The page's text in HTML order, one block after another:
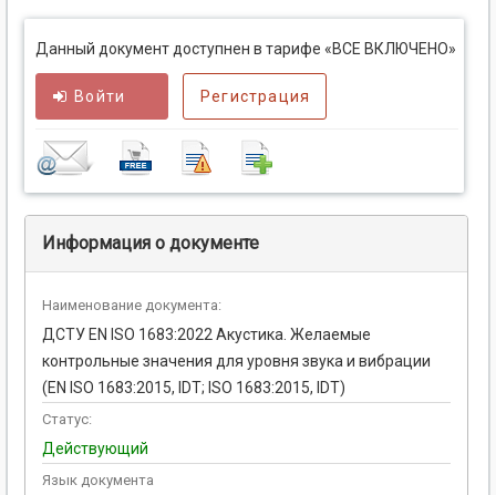
Данный документ доступнен в тарифе «ВСЕ ВКЛЮЧЕНО»
Войти Регистрация
Информация о документе
Наименование документа:
ДСТУ EN ISO 1683:2022 Акустика. Желаемые
контрольные значения для уровня звука и вибрации
(EN ISO 1683:2015, IDT; ISO 1683:2015, IDT)
Статус:
Действующий
Язык документа